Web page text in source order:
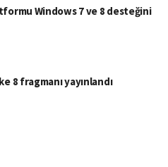
Windows 7 ve 8 desteğini
8 fragmanı yayınlandı